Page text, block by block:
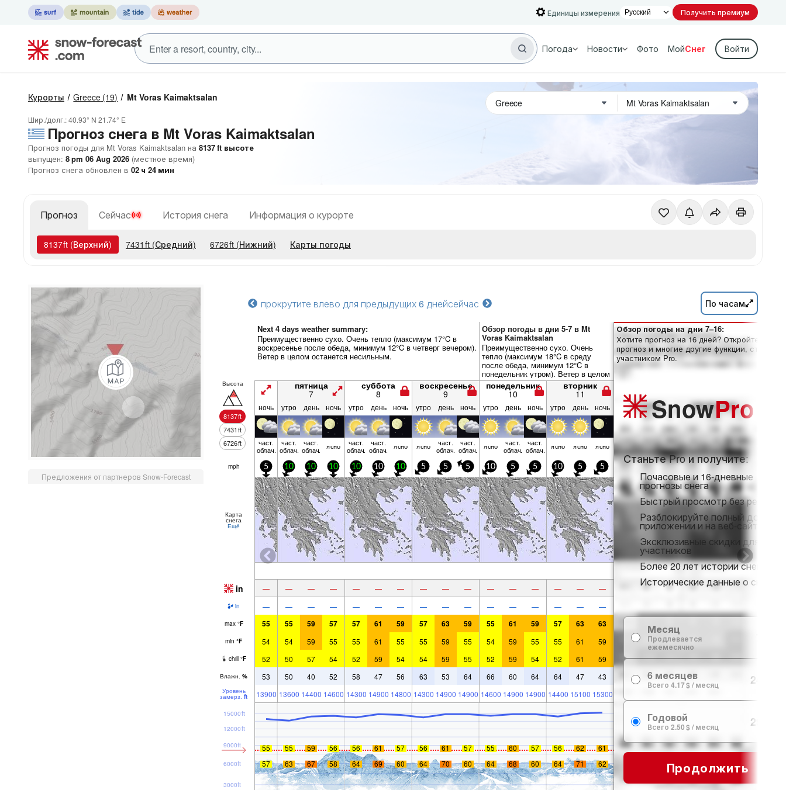
Единицы измерения Получить премиум
Погода Новости Фото МойСнег Войти
Курорты Greece (19) Mt Voras Kaimaktsalan
Шир./долг.:40.93° N 21.74° E
Прогноз снега в Mt Voras Kaimaktsalan
Прогноз погоды для Mt Voras Kaimaktsalan на 8137ft высоте
выпущен: 8 pm 06 Aug 2026 (местное время)
Прогноз снега обновлен в 02 ч 24 мин
Прогноз Сейчас История снега Информация о курорте
8137ft (Верхний) 7431 ft (Средний) 6726ft (Нижний) Карты погоды
Предложения от партнеров Snow-Forecast
прокрутите влево для предыдущих 6 днейсейчас По часам
Next 4 days weather summary:
Преимущественно сухо. Очень тепло (максимум 17°C в
воскресенье после обеда, минимум 12°C в четверг вечером).
Ветер в целом останется несильным.
Обзор погоды в дни 5-7 в Mt
Voras Kaimaktsalan
Преимущественно сухо. Очень
тепло (максимум 18°C в среду
после обеда, минимум 12°C в
понедельник утром). Ветер в целом
останется несильным.
Высота
8137ft
7431ft
6726ft
пятница
7
суббота
8
воскресенье
9
понедельник
10
вторник
11
ночь утро день ночь утро день ночь утро день ночь утро день ночь утро день ночь
част.
облач.
част.
облач.
част.
облач. ясно част.
облач.
част.
облач. ясно ясно част.
облач.
част.
облач. ясно част.
облач.
част.
облач. ясно ясно ясно
mph 5 10 10 10 10 10 10 5 5 5 10 5 5 10 5 5
Карта
снега
Ещё
in — — — — — — — — — — — — — — — —
in — — — — — — — — — — — — — — — —
max °F 55 55 59 57 57 61 59 57 63 59 55 61 59 57 63 63
min °F 54 54 59 55 55 61 55 55 59 55 54 59 55 55 61 59
chill °F 52 50 57 54 52 59 54 54 59 55 52 59 54 52 61 59
Влажн. % 53 50 40 52 58 47 56 63 53 64 66 60 64 64 47 43
Уровень
замерз. ft 13900 13600 14400 14600 14300 14900 14800 14300 14900 14900 14600 14900 14900 14400 15100 15300
3000ft
6000ft
9000ft
12000ft
15000ft
55 55 59 56 56 61 57 56 61 57 55 60 57 56 62
61
57
63 67 58 64 69 60 64 70 60 64 68 60 64 71 62
Обзор погоды на дни 7–16:
Хотите прогноз на 16 дней? Откройте
прогноз и многие другие функции, став
участником Pro.
SnowPro
Станьте Pro и получите:
Почасовые и 16-дневные
прогнозы снега
Быстрый просмотр без рекламы
Разблокируйте полный доступ
приложении и на веб-сайте
Эксклюзивные скидки для
участников
Более 20 лет истории снега
Исторические данные о снеге
Месяц
Продлевается
ежемесячно
6 месяцев
Всего 4.17 $ / месяц 24.99 $
Годовой
Всего 2.50 $ / месяц 29.99 $
Продолжить